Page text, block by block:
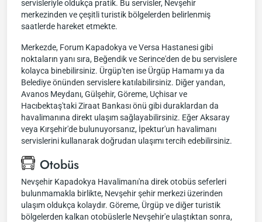
servisleriyle oldukça pratik. Bu servisler, Nevşehir
merkezinden ve çeşitli turistik bölgelerden belirlenmiş
saatlerde hareket etmekte.
Merkezde, Forum Kapadokya ve Versa Hastanesi gibi
noktaların yanı sıra, Beğendik ve Serince'den de bu servislere
kolayca binebilirsiniz. Ürgüp'ten ise Ürgüp Hamamı ya da
Belediye önünden servislere katılabilirsiniz. Diğer yandan,
Avanos Meydanı, Gülşehir, Göreme, Uçhisar ve
Hacıbektaş'taki Ziraat Bankası önü gibi duraklardan da
havalimanına direkt ulaşım sağlayabilirsiniz. Eğer Aksaray
veya Kırşehir'de bulunuyorsanız, İpektur'un havalimanı
servislerini kullanarak doğrudan ulaşımı tercih edebilirsiniz.
Otobüs
Nevşehir Kapadokya Havalimanı'na direk otobüs seferleri
bulunmamakla birlikte, Nevşehir şehir merkezi üzerinden
ulaşım oldukça kolaydır. Göreme, Ürgüp ve diğer turistik
bölgelerden kalkan otobüslerle Nevşehir'e ulaştıktan sonra,